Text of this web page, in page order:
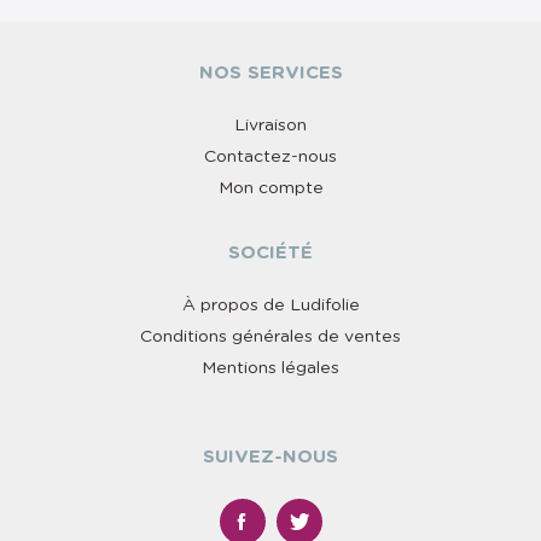
NOS SERVICES
Livraison
Contactez-nous
Mon compte
SOCIÉTÉ
À propos de Ludifolie
Conditions générales de ventes
Mentions légales
SUIVEZ-NOUS